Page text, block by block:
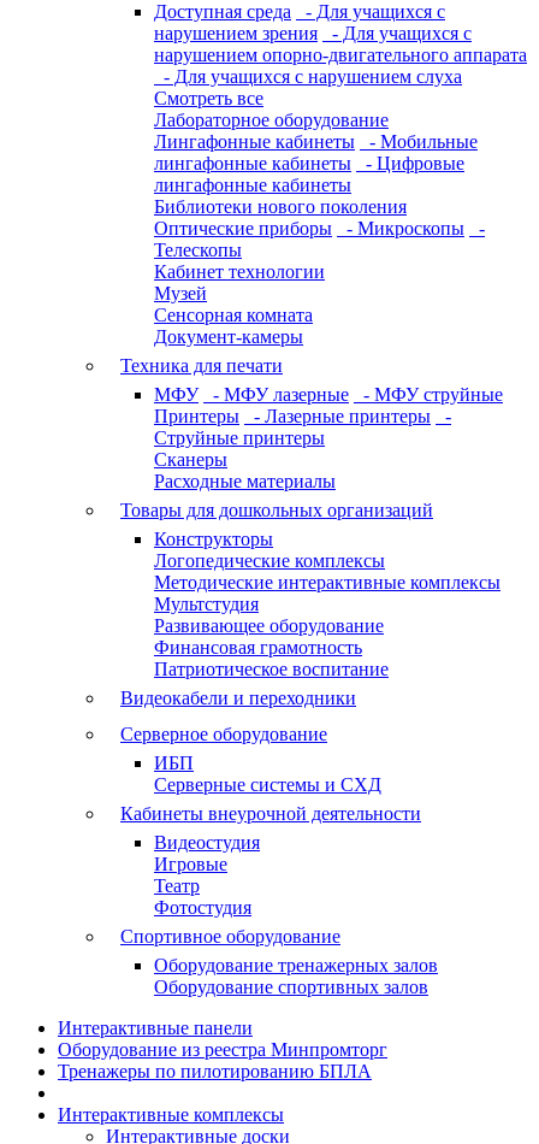
Доступная среда
- Для учащихся с
нарушением зрения
- Для учащихся с
нарушением опорно-двигательного аппарата
- Для учащихся с нарушением слуха
Смотреть все
Лабораторное оборудование
Лингафонные кабинеты
- Мобильные
лингафонные кабинеты
- Цифровые
лингафонные кабинеты
Библиотеки нового поколения
Оптические приборы
- Микроскопы
-
Телескопы
Кабинет технологии
Музей
Сенсорная комната
Документ-камеры
Техника для печати
МФУ
- МФУ лазерные
- МФУ струйные
Принтеры
- Лазерные принтеры
-
Струйные принтеры
Сканеры
Расходные материалы
Товары для дошкольных организаций
Конструкторы
Логопедические комплексы
Методические интерактивные комплексы
Мультстудия
Развивающее оборудование
Финансовая грамотность
Патриотическое воспитание
Видеокабели и переходники
Серверное оборудование
ИБП
Серверные системы и СХД
Кабинеты внеурочной деятельности
Видеостудия
Игровые
Театр
Фотостудия
Спортивное оборудование
Оборудование тренажерных залов
Оборудование спортивных залов
Интерактивные панели
Оборудование из реестра Минпромторг
Тренажеры по пилотированию БПЛА
Интерактивные комплексы
Интерактивные доски